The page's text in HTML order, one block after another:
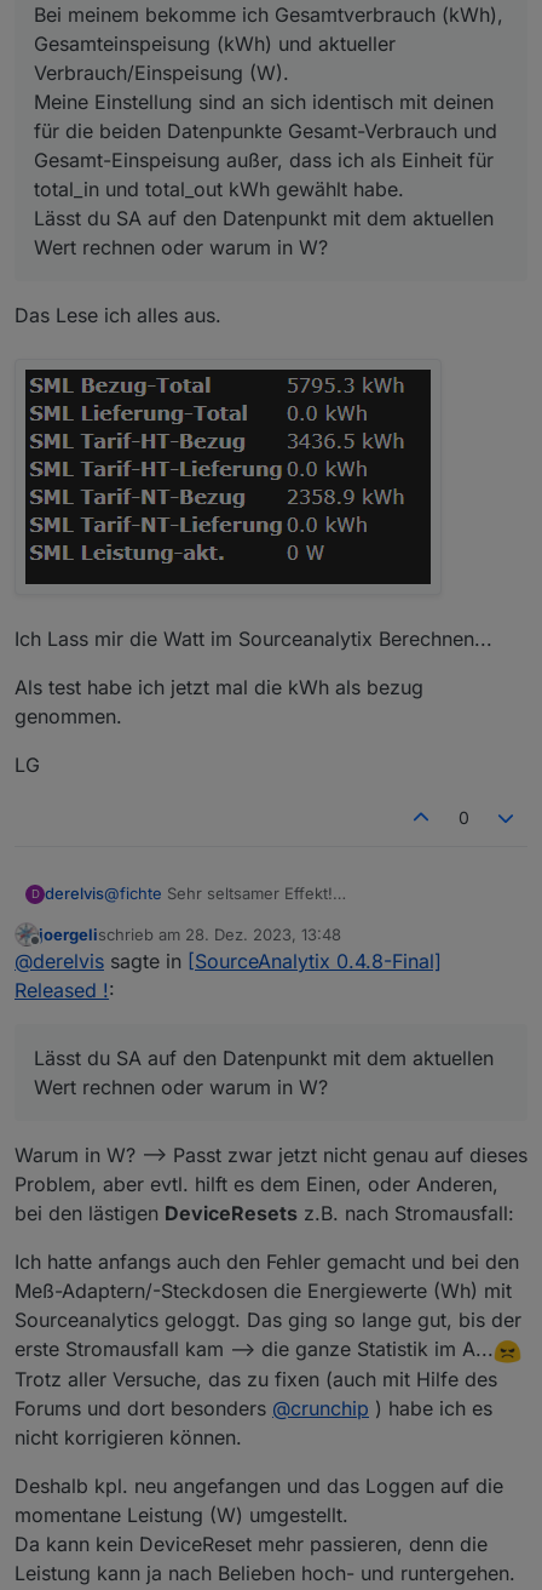
Bei meinem bekomme ich Gesamtverbrauch (kWh),
Gesamteinspeisung (kWh) und aktueller
Verbrauch/Einspeisung (W).
Meine Einstellung sind an sich identisch mit deinen
für die beiden Datenpunkte Gesamt-Verbrauch und
Gesamt-Einspeisung außer, dass ich als Einheit für
total_in und total_out kWh gewählt habe.
Lässt du SA auf den Datenpunkt mit dem aktuellen
Wert rechnen oder warum in W?
Das Lese ich alles aus.
Ich Lass mir die Watt im Sourceanalytix Berechnen...
Als test habe ich jetzt mal die kWh als bezug
genommen.
LG
0
D derelvis@fichte Sehr seltsamer Effekt!
aus. Welche Werte liefert denn deiner?
Bei meinem bekomme ich Gesamtverbrauch (kWh),
Gesamteinspeisung (kWh) und aktueller
die beiden Datenpunkte Gesamt-Verbrauch und
Gesamt-Einspeisung außer, dass ich als Einheit für
total_in und total_out kWh gewählt habe.
Wert rechnen oder warum in W?
Offline
joergelischrieb am 28. Dez. 2023, 13:48
zuletzt editiert von
@derelvis sagte in [SourceAnalytix 0.4.8-Final]
Released !:
Lässt du SA auf den Datenpunkt mit dem aktuellen
Wert rechnen oder warum in W?
Warum in W? --> Passt zwar jetzt nicht genau auf dieses
Problem, aber evtl. hilft es dem Einen, oder Anderen,
bei den lästigen DeviceResets z.B. nach Stromausfall:
Ich hatte anfangs auch den Fehler gemacht und bei den
Meß-Adaptern/-Steckdosen die Energiewerte (Wh) mit
Sourceanalytics geloggt. Das ging so lange gut, bis der
erste Stromausfall kam --> die ganze Statistik im A...
Trotz aller Versuche, das zu fixen (auch mit Hilfe des
Forums und dort besonders @crunchip ) habe ich es
nicht korrigieren können.
Deshalb kpl. neu angefangen und das Loggen auf die
momentane Leistung (W) umgestellt.
Da kann kein DeviceReset mehr passieren, denn die
Leistung kann ja nach Belieben hoch- und runtergehen.